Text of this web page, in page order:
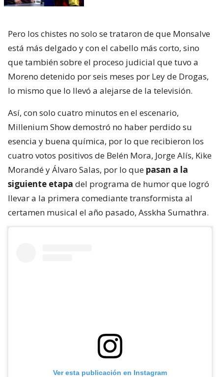
Pero los chistes no solo se trataron de que Monsalve
está más delgado y con el cabello más corto, sino
que también sobre el proceso judicial que tuvo a
Moreno detenido por seis meses por Ley de Drogas,
lo mismo que lo llevó a alejarse de la televisión.
Así, con solo cuatro minutos en el escenario,
Millenium Show demostró no haber perdido su
esencia y buena química, por lo que recibieron los
cuatro votos positivos de Belén Mora, Jorge Alís, Kike
Morandé y Álvaro Salas, por lo que pasan a la
siguiente etapa del programa de humor que logró
llevar a la primera comediante transformista al
certamen musical el año pasado, Asskha Sumathra.
Ver esta publicación en Instagram